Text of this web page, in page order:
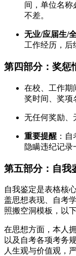
间，单位名称
不差。
无业/应届生/
工作经历，后
第四部分：奖惩
在校、工作期
奖时间、奖项
无任何奖励、
重要提醒 ：
隐瞒违纪记录
第五部分：自我
自我鉴定是表格核
盖思想表现、自考
照搬空洞模板，以
在思想方面，本人
以及自考各项考务
人生观与价值观，